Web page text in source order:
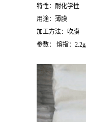
特性：耐化学性
用途：薄膜
加工方法：吹膜
参数：
熔指：